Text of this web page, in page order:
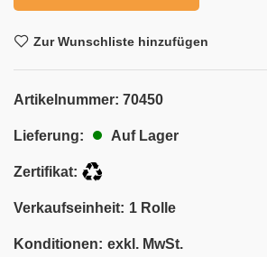
Zur Wunschliste hinzufügen
Artikelnummer: 70450
Lieferung: Auf Lager
Zertifikat:
Verkaufseinheit: 1 Rolle
Konditionen: exkl. MwSt.